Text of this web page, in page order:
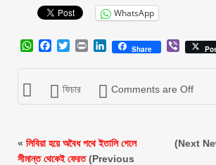
WhatsApp
WhatsApp
Facebook
Twitter
Print LinkedIn
Share Viber
ফিচার Comments are Off
« লিবিয়া হয়ে অবৈধ পথে ইতালি গেলে
সীমান্ত থেকেই ফেরত(Previous
(Next